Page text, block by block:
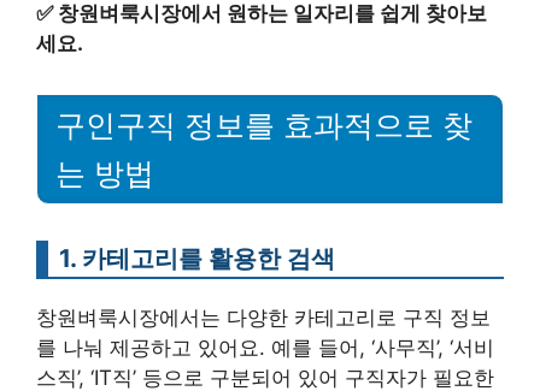
✅ 창원벼룩시장에서 원하는 일자리를 쉽게 찾아보
세요.
구인구직 정보를 효과적으로 찾
는 방법
1. 카테고리를 활용한 검색
창원벼룩시장에서는 다양한 카테고리로 구직 정보
를 나눠 제공하고 있어요. 예를 들어, ‘사무직’, ‘서비
스직’, ‘IT직’ 등으로 구분되어 있어 구직자가 필요한